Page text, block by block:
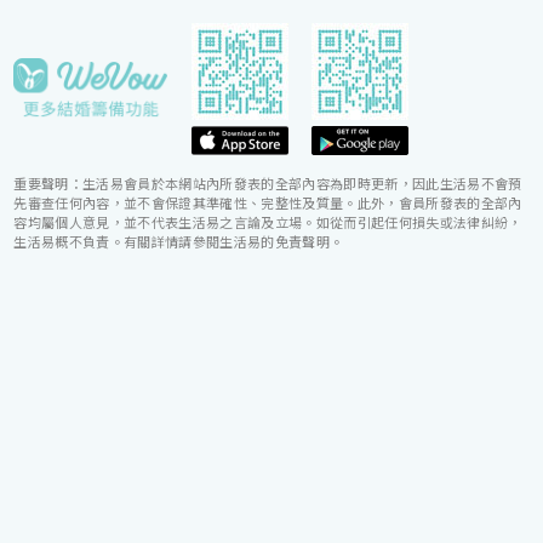
重要聲明：生活易會員於本網站內所發表的全部內容為即時更新，因此生活易不會預
先審查任何內容，並不會保證其準確性、完整性及質量。此外，會員所發表的全部內
容均屬個人意見，並不代表生活易之言論及立場。如從而引起任何損失或法律糾紛，
生活易概不負責。有關詳情請參閱生活易的免責聲明。